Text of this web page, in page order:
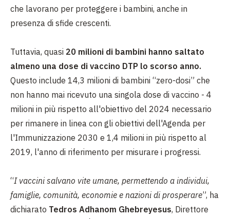
che lavorano per proteggere i bambini, anche in
presenza di sfide crescenti.
Tuttavia, quasi 20 milioni di bambini hanno saltato
almeno una dose di vaccino DTP lo scorso anno.
Questo include 14,3 milioni di bambini “zero-dosi” che
non hanno mai ricevuto una singola dose di vaccino - 4
milioni in più rispetto all'obiettivo del 2024 necessario
per rimanere in linea con gli obiettivi dell'Agenda per
l'Immunizzazione 2030 e 1,4 milioni in più rispetto al
2019, l'anno di riferimento per misurare i progressi.
“I vaccini salvano vite umane, permettendo a individui,
famiglie, comunità, economie e nazioni di prosperare”, ha
dichiarato Tedros Adhanom Ghebreyesus, Direttore